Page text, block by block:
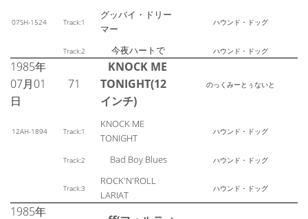
07SH-1524 Track:1
グッバイ・ドリー
マー
ハウンド・ドッグ
Track:2 今夜ハートで ハウンド・ドッグ
1985年
07月01
日
71
KNOCK ME
TONIGHT(12
インチ)
のっくみーとぅないと
12AH-1894 Track:1
KNOCK ME
TONIGHT
ハウンド・ドッグ
Track:2 Bad Boy Blues ハウンド・ドッグ
Track:3
ROCK'N'ROLL
LARIAT
ハウンド・ドッグ
1985年